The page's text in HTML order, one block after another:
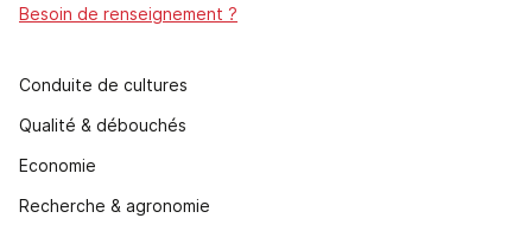
Besoin de renseignement ?
Conduite de cultures
Qualité & débouchés
Economie
Recherche & agronomie